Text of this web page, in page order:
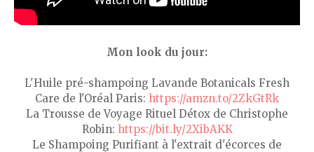
Mon look du jour:
L'Huile pré-shampoing Lavande Botanicals Fresh
Care de l'Oréal Paris: https://amzn.to/2ZkGtRk
La Trousse de Voyage Rituel Détox de Christophe
Robin: https://bit.ly/2XibAKK
Le Shampoing Purifiant à l'extrait d'écorces de